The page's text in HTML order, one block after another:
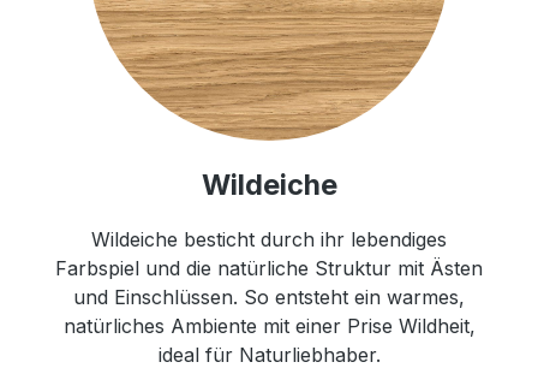
Wildeiche
Wildeiche besticht durch ihr lebendiges
Farbspiel und die natürliche Struktur mit Ästen
und Einschlüssen. So entsteht ein warmes,
natürliches Ambiente mit einer Prise Wildheit,
ideal für Naturliebhaber.